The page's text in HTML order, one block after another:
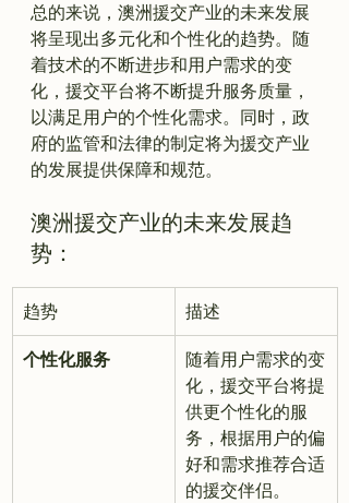
总的来说，澳洲援交产业的未来发展
将呈现出多元化和个性化的趋势。随
着技术的不断进步和用户需求的变
化，援交平台将不断提升服务质量，
以满足用户的个性化需求。同时，政
府的监管和法律的制定将为援交产业
澳洲援交产业的未来发展趋
势：
趋势 描述
个性化服务
随着用户需求的变
化，援交平台将提
供更个性化的服
务，根据用户的偏
好和需求推荐合适
的援交伴侣。